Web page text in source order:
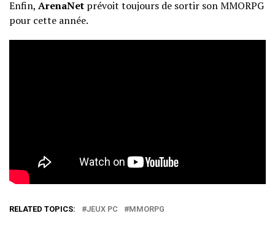
Enfin, ArenaNet prévoit toujours de sortir son MMORPG
pour cette année.
RELATED TOPICS: JEUX PC MMORPG